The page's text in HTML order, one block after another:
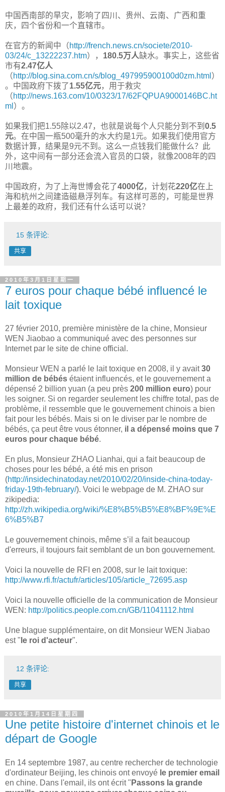
中国西南部的旱灾，影响了四川、贵州、云南、广西和重
庆，四个省份和一个直辖市。
在官方的新闻中（http://french.news.cn/societe/2010-
03/24/c_13222237.htm）， 180.5万人缺水。事实上，这些省
市有2.47亿人
（http://blog.sina.com.cn/s/blog_497995900100d0zm.html ）
。中国政府下拨了1.55亿元，用于救灾
（http://news.163.com/10/0323/17/62FQPUA9000146BC.ht
ml ）。
如果我们把1.55除以2.47，也就是说每个人只能分到不到 0.5
元。在中国一瓶500毫升的水大约是1元。如果我们使用官方
数据计算，结果是9元不到。这么一点钱我们能做什么？此
外，这中间有一部分还会流入官员的口袋，就像2008年的四
川地震。
中国政府，为了上海世博会花了4000亿，计划花220亿在上
海和杭州之间建造磁悬浮列车。有这样可恶的，可能是世界
上最差的政府，我们还有什么话可以说？
15 条评论:
共享
2010年3月1日星期一
7 euros pour chaque bébé influencé le
lait toxique
27 février 2010, première ministère de la chine, Monsieur
WEN Jiaobao a communiqué avec des personnes sur
Internet par le site de chine official.
Monsieur WEN a parlé le lait toxique en 2008, il y avait30
million de bébés étaient influencés, et le gouvernement a
dépensé 2 billion yuan (a peu près 200 million euro) pour
les soigner. Si on regarder seulement les chiffre total, pas de
problème, il ressemble que le gouvernement chinois a bien
fait pour les bébés. Mais si on le diviser par le nombre de
bébés, ça peut être vous étonner, il a dépensé moins que 7
euros pour chaque bébé.
En plus, Monsieur ZHAO Lianhai, qui a fait beaucoup de
choses pour les bébé, a été mis en prison
(http://insidechinatoday.net/2010/02/20/inside-china-today-
friday-19th-february/). Voici le webpage de M. ZHAO sur
zikipedia:
http://zh.wikipedia.org/wiki/%E8%B5%B5%E8%BF%9E%E
6%B5%B7
Le gouvernement chinois, même s’il a fait beaucoup
d'erreurs, il toujours fait semblant de un bon gouvernement.
Voici la nouvelle de RFI en 2008, sur le lait toxique:
http://www.rfi.fr/actufr/articles/105/article_72695.asp
Voici la nouvelle officielle de la communication de Monsieur
WEN: http://politics.people.com.cn/GB/11041112.html
Une blague supplémentaire, on dit Monsieur WEN Jiabao
est " le roi d'acteur".
12 条评论:
共享
2010年1月14日星期四
Une petite histoire d'internet chinois et le
départ de Google
En 14 septembre 1987, au centre rechercher de technologie
d'ordinateur Beijing, les chinois ont envoyé le premier email
en chine. Dans l'email, ils ont écrit " Passons la grande